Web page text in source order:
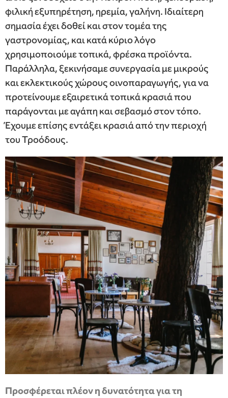
φιλική εξυπηρέτηση, ηρεμία, γαλήνη. Ιδιαίτερη
σημασία έχει δοθεί και στον τομέα της
γαστρονομίας, και κατά κύριο λόγο
χρησιμοποιούμε τοπικά, φρέσκα προϊόντα.
Παράλληλα, ξεκινήσαμε συνεργασία με μικρούς
και εκλεκτικούς χώρους οινοπαραγωγής, για να
προτείνουμε εξαιρετικά τοπικά κρασιά που
παράγονται με αγάπη και σεβασμό στον τόπο.
Έχουμε επίσης εντάξει κρασιά από την περιοχή
του Τροόδους.
Προσφέρεται πλέον η δυνατότητα για τη